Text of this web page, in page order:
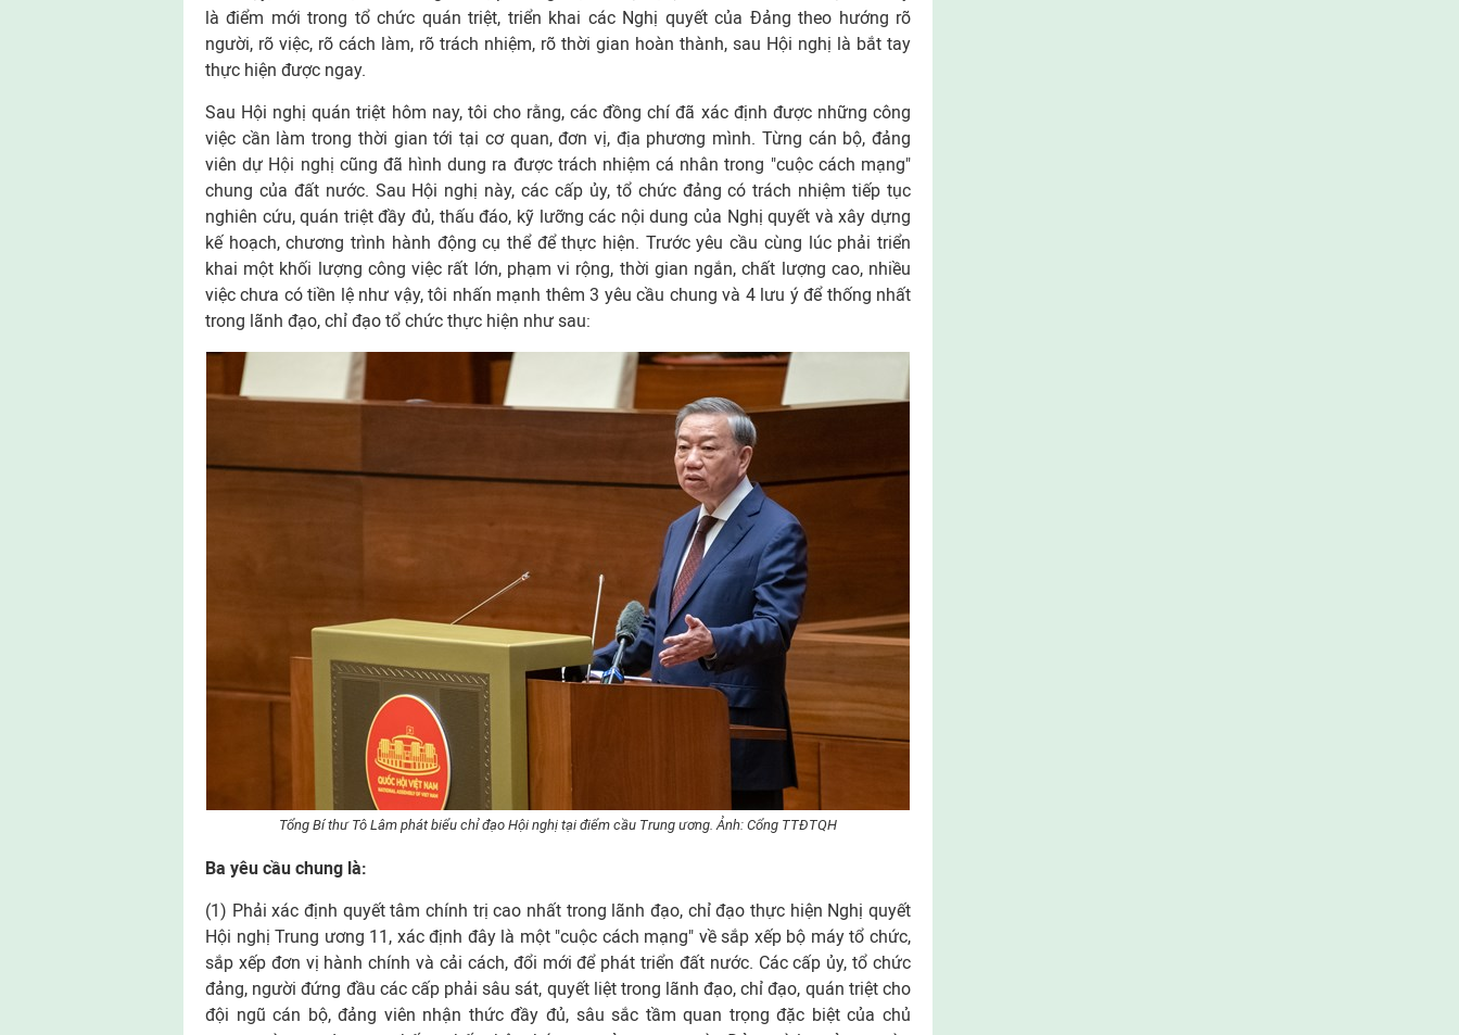
là điểm mới trong tổ chức quán triệt, triển khai các Nghị quyết của Đảng theo hướng rõ
người, rõ việc, rõ cách làm, rõ trách nhiệm, rõ thời gian hoàn thành, sau Hội nghị là bắt tay
thực hiện được ngay.
Sau Hội nghị quán triệt hôm nay, tôi cho rằng, các đồng chí đã xác định được những công
việc cần làm trong thời gian tới tại cơ quan, đơn vị, địa phương mình. Từng cán bộ, đảng
viên dự Hội nghị cũng đã hình dung ra được trách nhiệm cá nhân trong "cuộc cách mạng"
chung của đất nước. Sau Hội nghị này, các cấp ủy, tổ chức đảng có trách nhiệm tiếp tục
nghiên cứu, quán triệt đầy đủ, thấu đáo, kỹ lưỡng các nội dung của Nghị quyết và xây dựng
kế hoạch, chương trình hành động cụ thể để thực hiện. Trước yêu cầu cùng lúc phải triển
khai một khối lượng công việc rất lớn, phạm vi rộng, thời gian ngắn, chất lượng cao, nhiều
việc chưa có tiền lệ như vậy, tôi nhấn mạnh thêm 3 yêu cầu chung và 4 lưu ý để thống nhất
trong lãnh đạo, chỉ đạo tổ chức thực hiện như sau:
Tổng Bí thư Tô Lâm phát biểu chỉ đạo Hội nghị tại điểm cầu Trung ương.Ảnh: Cổng TTĐTQH
Ba yêu cầu chung là:
(1) Phải xác định quyết tâm chính trị cao nhất trong lãnh đạo, chỉ đạo thực hiện Nghị quyết
Hội nghị Trung ương 11, xác định đây là một "cuộc cách mạng" về sắp xếp bộ máy tổ chức,
sắp xếp đơn vị hành chính và cải cách, đổi mới để phát triển đất nước. Các cấp ủy, tổ chức
đảng, người đứng đầu các cấp phải sâu sát, quyết liệt trong lãnh đạo, chỉ đạo, quán triệt cho
đội ngũ cán bộ, đảng viên nhận thức đầy đủ, sâu sắc tầm quan trọng đặc biệt của chủ